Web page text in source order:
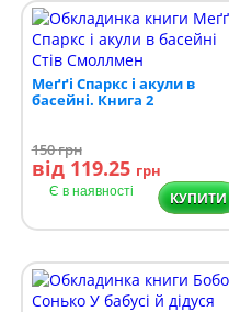
Меґґі Спаркс і акули в
басейні. Книга 2
150грн
від 119.25 грн
Є в наявності КУПИТИ